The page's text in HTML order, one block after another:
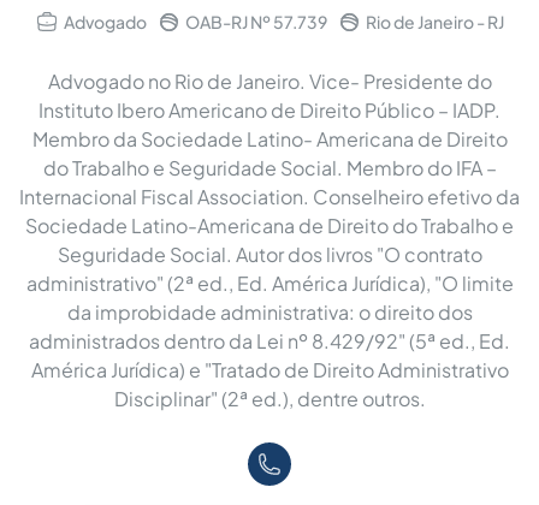
Advogado
OAB-RJ Nº 57.739 Rio de Janeiro - RJ
Advogado no Rio de Janeiro. Vice- Presidente do
Instituto Ibero Americano de Direito Público – IADP.
Membro da Sociedade Latino- Americana de Direito
do Trabalho e Seguridade Social. Membro do IFA –
Internacional Fiscal Association. Conselheiro efetivo da
Sociedade Latino-Americana de Direito do Trabalho e
Seguridade Social. Autor dos livros "O contrato
administrativo" (2ª ed., Ed. América Jurídica), "O limite
da improbidade administrativa: o direito dos
administrados dentro da Lei nº 8.429/92" (5ª ed., Ed.
América Jurídica) e "Tratado de Direito Administrativo
Disciplinar" (2ª ed.), dentre outros.